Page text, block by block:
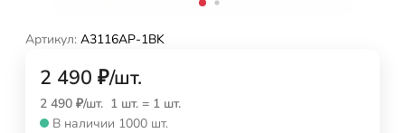
Артикул: A3116AP-1BK
2 490 ₽/шт.
2 490 ₽/шт. 1 шт. = 1 шт.
В наличии 1000 шт.